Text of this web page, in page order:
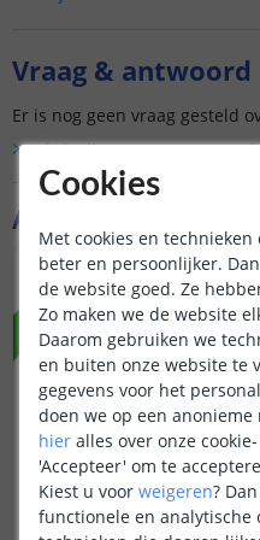
Aanvullende
NIEUW
Vraag & antwoord
Er is nog geen vraag gesteld
Bekijk alle Vraag & antwoord
Cookies
Met cookies en
beter en persoonlijker.
de website goed. Ze
Zo maken we de website
Daarom gebruiken we
en buiten onze website te
gegevens voor het
doen we op een anonieme
hier alles over onze
'Accepteer' om te
Kiest u voor weigeren?
functionele en analytische